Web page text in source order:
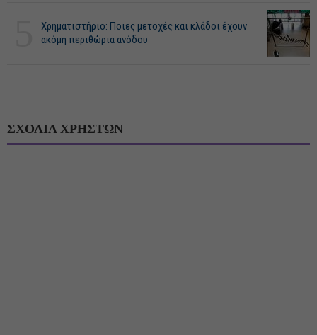
Χρηματιστήριο: Ποιες μετοχές και κλάδοι έχουν
ακόμη περιθώρια ανόδου
ΣΧΟΛΙΑ ΧΡΗΣΤΩΝ